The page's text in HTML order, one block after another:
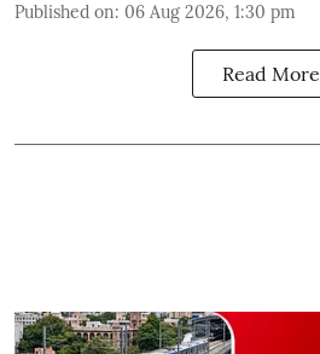
Published on: 06 Aug 2026, 1:30 pm
Read More